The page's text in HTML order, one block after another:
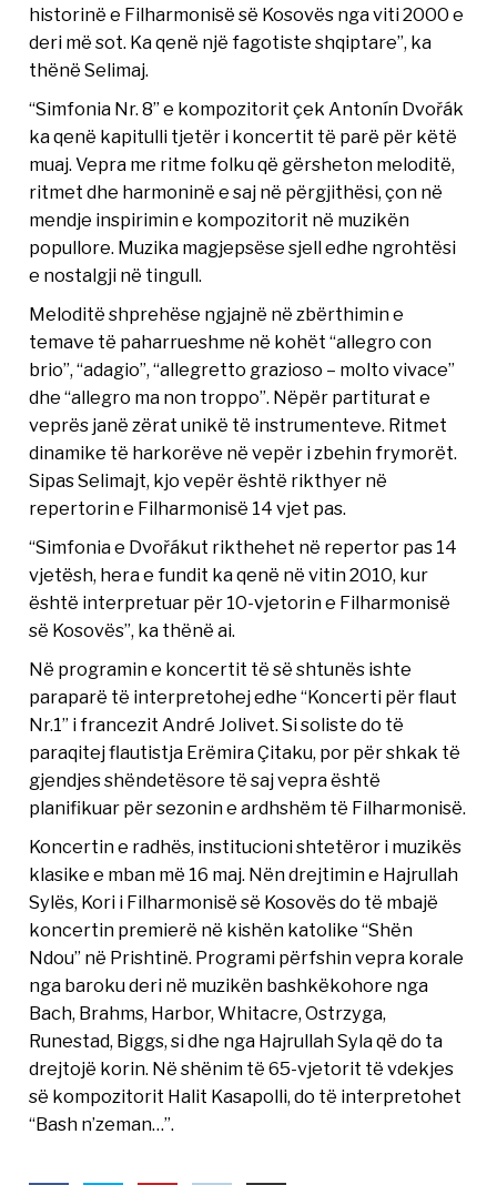
historinë e Filharmonisë së Kosovës nga viti 2000 e
deri më sot. Ka qenë një fagotiste shqiptare”, ka
thënë Selimaj.
“Simfonia Nr. 8” e kompozitorit çek Antonín Dvořák
ka qenë kapitulli tjetër i koncertit të parë për këtë
muaj. Vepra me ritme folku që gërsheton meloditë,
ritmet dhe harmoninë e saj në përgjithësi, çon në
mendje inspirimin e kompozitorit në muzikën
popullore. Muzika magjepsëse sjell edhe ngrohtësi
e nostalgji në tingull.
Meloditë shprehëse ngjajnë në zbërthimin e
temave të paharrueshme në kohët “allegro con
brio”, “adagio”, “allegretto grazioso – molto vivace”
dhe “allegro ma non troppo”. Nëpër partiturat e
veprës janë zërat unikë të instrumenteve. Ritmet
dinamike të harkorëve në vepër i zbehin frymorët.
Sipas Selimajt, kjo vepër është rikthyer në
repertorin e Filharmonisë 14 vjet pas.
“Simfonia e Dvořákut rikthehet në repertor pas 14
vjetësh, hera e fundit ka qenë në vitin 2010, kur
është interpretuar për 10-vjetorin e Filharmonisë
së Kosovës”, ka thënë ai.
Në programin e koncertit të së shtunës ishte
paraparë të interpretohej edhe “Koncerti për flaut
Nr.1” i francezit André Jolivet. Si soliste do të
paraqitej flautistja Erëmira Çitaku, por për shkak të
gjendjes shëndetësore të saj vepra është
planifikuar për sezonin e ardhshëm të Filharmonisë.
Koncertin e radhës, institucioni shtetëror i muzikës
klasike e mban më 16 maj. Nën drejtimin e Hajrullah
Sylës, Kori i Filharmonisë së Kosovës do të mbajë
koncertin premierë në kishën katolike “Shën
Ndou” në Prishtinë. Programi përfshin vepra korale
nga baroku deri në muzikën bashkëkohore nga
Bach, Brahms, Harbor, Whitacre, Ostrzyga,
Runestad, Biggs, si dhe nga Hajrullah Syla që do ta
drejtojë korin. Në shënim të 65-vjetorit të vdekjes
së kompozitorit Halit Kasapolli, do të interpretohet
“Bash n’zeman…”.